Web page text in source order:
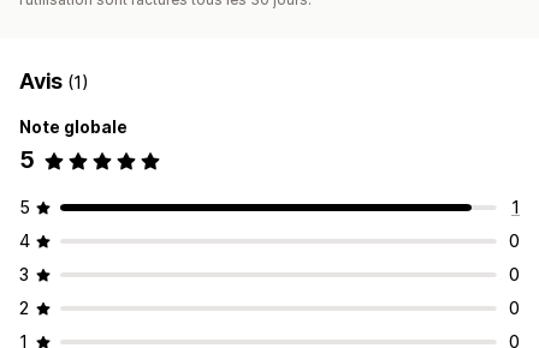
Avis (1)
Note globale
5
5
1
4
0
3
0
2
0
1
0